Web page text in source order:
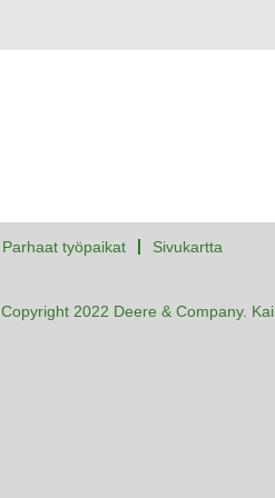
Parhaat työpaikat Sivukartta
Copyright 2022 Deere & Company.